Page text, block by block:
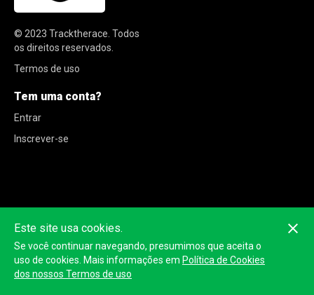
© 2023 Tracktherace Todos
os direitos reservados.
Termos de uso
Tem uma conta?
Entrar
Inscrever-se
Este site usa cookies.
Se você continuar navegando, presumimos que aceita o
uso de cookies. Mais informações em Política de Cookies
dos nossos Termos de uso